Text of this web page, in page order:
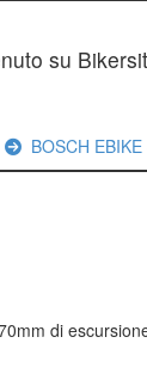
su
BOSCH
di